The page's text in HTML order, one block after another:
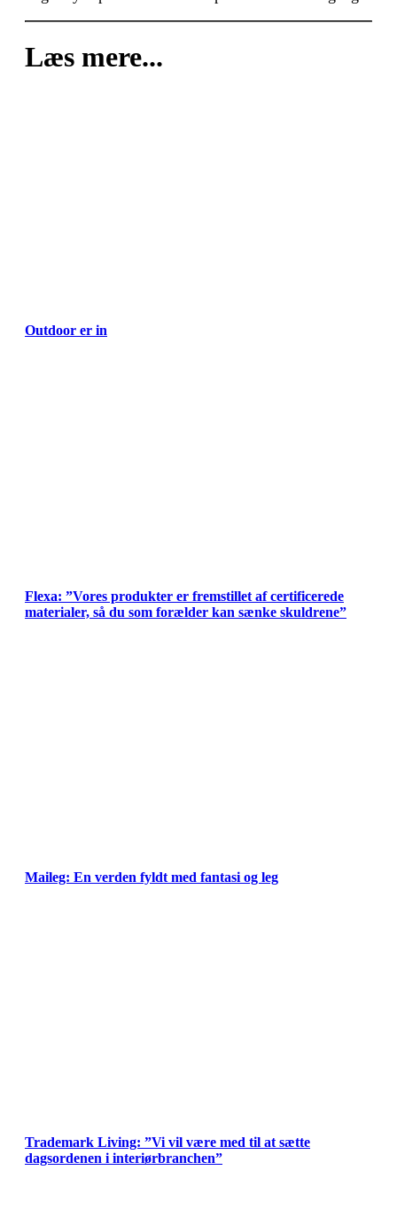
Læs mere...
Outdoor er in
Flexa: ”Vores produkter er fremstillet af certificerede
materialer, så du som forælder kan sænke skuldrene”
Maileg: En verden fyldt med fantasi og leg
Trademark Living: ”Vi vil være med til at sætte
dagsordenen i interiørbranchen”